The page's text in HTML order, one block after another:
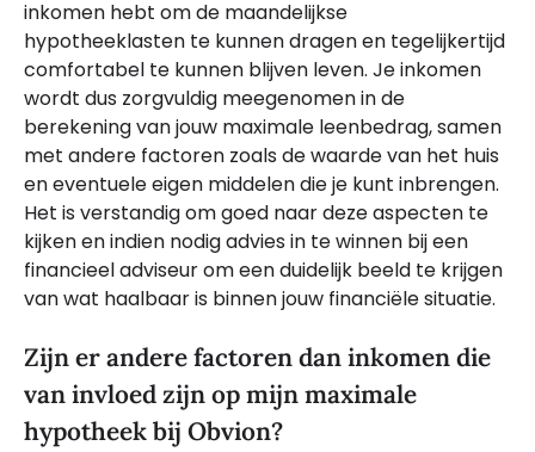
inkomen hebt om de maandelijkse
hypotheeklasten te kunnen dragen en tegelijkertijd
comfortabel te kunnen blijven leven. Je inkomen
wordt dus zorgvuldig meegenomen in de
berekening van jouw maximale leenbedrag, samen
met andere factoren zoals de waarde van het huis
en eventuele eigen middelen die je kunt inbrengen.
Het is verstandig om goed naar deze aspecten te
kijken en indien nodig advies in te winnen bij een
financieel adviseur om een duidelijk beeld te krijgen
van wat haalbaar is binnen jouw financiële situatie.
Zijn er andere factoren dan inkomen die
van invloed zijn op mijn maximale
hypotheek bij Obvion?